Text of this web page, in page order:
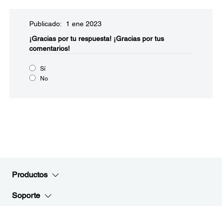
Publicado: 1 ene 2023
¡Gracias por tu respuesta! ¡Gracias por tus
comentarios!
Sí
No
Productos
Soporte